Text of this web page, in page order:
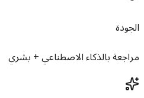
الجودة
مراجعة بالذكاء الاصطناعي + بشري